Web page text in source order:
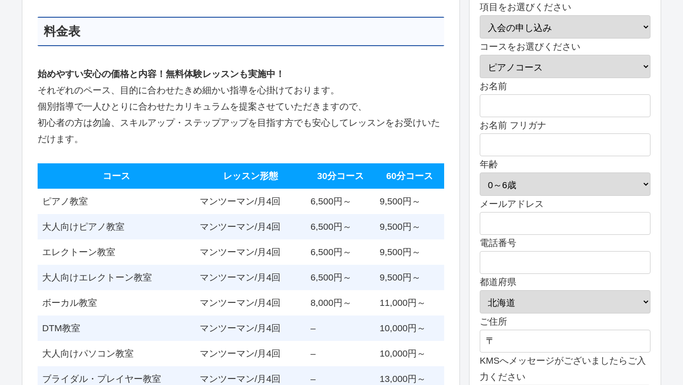
料金表
始めやすい安心の価格と内容！無料体験レッスンも実施中！
それぞれのペース、目的に合わせたきめ細かい指導を心掛けております。
個別指導で一人ひとりに合わせたカリキュラムを提案させていただきますので、
初心者の方は勿論、スキルアップ・ステップアップを目指す方でも安心してレッスンをお受けいた
だけます。
コース レッスン形態 30分コース 60分コース
ピアノ教室 マンツーマン/月4回 6,500円～ 9,500円～
大人向けピアノ教室 マンツーマン/月4回 6,500円～ 9,500円～
エレクトーン教室 マンツーマン/月4回 6,500円～ 9,500円～
大人向けエレクトーン教室 マンツーマン/月4回 6,500円～ 9,500円～
ボーカル教室 マンツーマン/月4回 8,000円～ 11,000円～
DTM教室 マンツーマン/月4回 – 10,000円～
大人向けパソコン教室 マンツーマン/月4回 – 10,000円～
ブライダル・プレイヤー教室 マンツーマン/月4回 – 13,000円～
項目をお選びください
コースをお選びください
お名前
お名前 フリガナ
年齢
メールアドレス
電話番号
都道府県
ご住所
KMSへメッセージがございましたらご入
力ください